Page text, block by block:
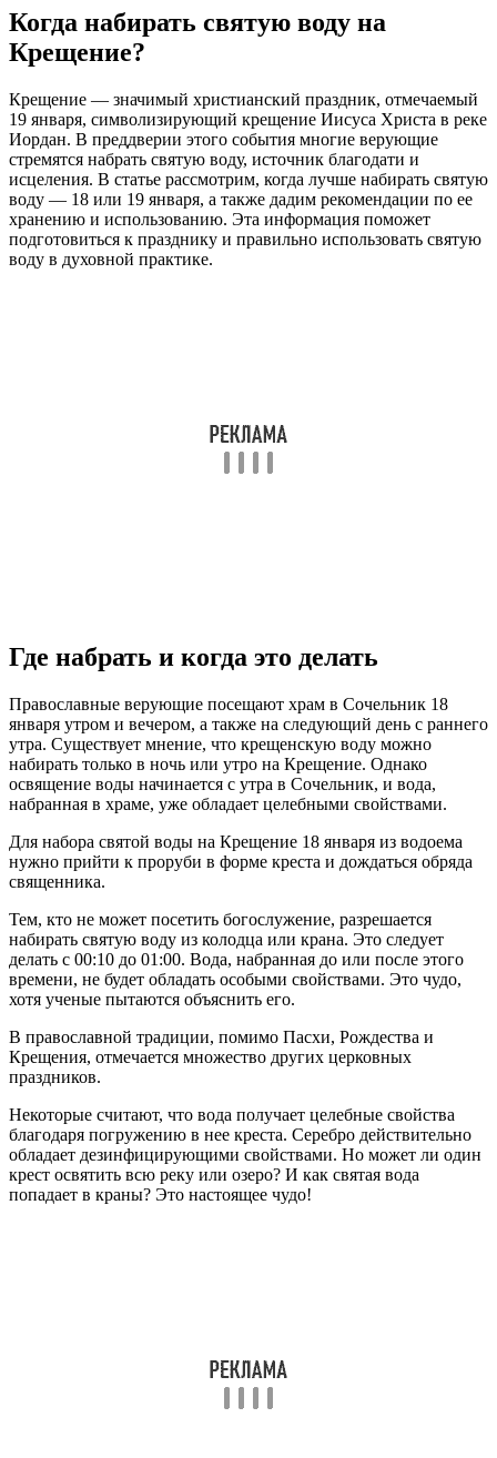
Когда набирать святую воду на
Крещение?
Крещение — значимый христианский праздник, отмечаемый
19 января, символизирующий крещение Иисуса Христа в реке
Иордан. В преддверии этого события многие верующие
стремятся набрать святую воду, источник благодати и
исцеления. В статье рассмотрим, когда лучше набирать святую
воду — 18 или 19 января, а также дадим рекомендации по ее
хранению и использованию. Эта информация поможет
подготовиться к празднику и правильно использовать святую
воду в духовной практике.
Где набрать и когда это делать
Православные верующие посещают храм в Сочельник 18
января утром и вечером, а также на следующий день с раннего
утра. Существует мнение, что крещенскую воду можно
набирать только в ночь или утро на Крещение. Однако
освящение воды начинается с утра в Сочельник, и вода,
набранная в храме, уже обладает целебными свойствами.
Для набора святой воды на Крещение 18 января из водоема
нужно прийти к проруби в форме креста и дождаться обряда
священника.
Тем, кто не может посетить богослужение, разрешается
набирать святую воду из колодца или крана. Это следует
делать с 00:10 до 01:00. Вода, набранная до или после этого
времени, не будет обладать особыми свойствами. Это чудо,
хотя ученые пытаются объяснить его.
В православной традиции, помимо Пасхи, Рождества и
Крещения, отмечается множество других церковных
праздников.
Некоторые считают, что вода получает целебные свойства
благодаря погружению в нее креста. Серебро действительно
обладает дезинфицирующими свойствами. Но может ли один
крест освятить всю реку или озеро? И как святая вода
попадает в краны? Это настоящее чудо!